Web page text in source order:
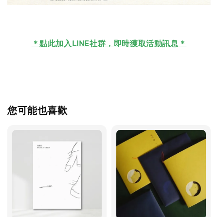
＊點此加入LINE社群，即時獲取活動訊息＊
您可能也喜歡